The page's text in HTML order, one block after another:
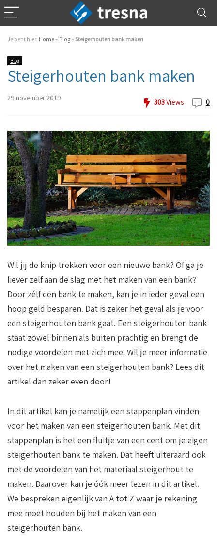
Je bent hier: Home » Blog » Steigerhouten bank maken
Blog
Steigerhouten bank maken
29 november 2019
303Views 0
Wil jij de knip trekken voor een nieuwe bank? Of ga je
liever zelf aan de slag met het maken van een bank?
Door zélf een bank te maken, kan je in ieder geval een
hoop geld besparen. Dat is zeker het geval als je voor
een steigerhouten bank gaat. Een steigerhouten bank
staat zowel binnen als buiten prachtig en brengt de
nodige voordelen met zich mee. Wil je meer informatie
over het maken van een steigerhouten bank? Lees dit
artikel dan zeker even door!
In dit artikel kan je namelijk een stappenplan vinden
voor het maken van een steigerhouten bank. Met dit
stappenplan is het een fluitje van een cent om je eigen
steigerhouten bank te maken. Dat heeft uiteraard ook
met de voordelen van het materiaal steigerhout te
maken. Daarover kan je óók meer lezen in dit artikel.
We bespreken eigenlijk van A tot Z waar je rekening
mee moet houden bij het maken van een
steigerhouten bank.